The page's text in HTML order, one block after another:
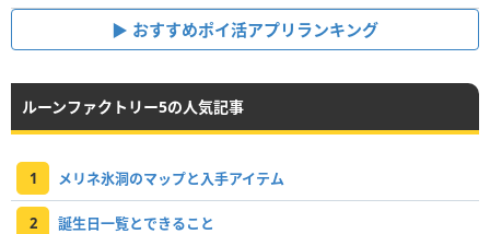
おすすめポイ活アプリランキング
ルーンファクトリー5の人気記事
1 メリネ氷洞のマップと入手アイテム
2 誕生日一覧とできること